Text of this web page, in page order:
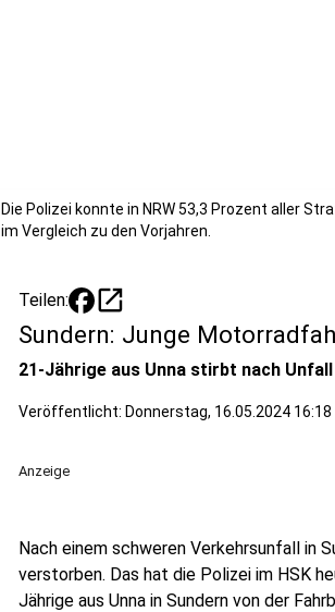
Die Polizei konnte in NRW 53,3 Prozent aller
im Vergleich zu den Vorjahren.
Teilen: open_in_new
Sundern: Junge
21-Jährige aus Unna stirbt nach
Veröffentlicht: Donnerstag, 16.05.2024 16:18
Anzeige
Nach einem schweren Verkehrsunfall in
verstorben. Das hat die Polizei im HSK
Jährige aus Unna in Sundern von der